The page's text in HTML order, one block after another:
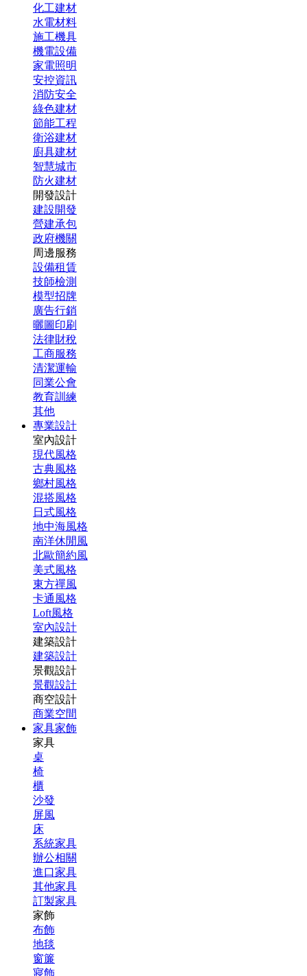
化工建材
水電材料
施工機具
機電設備
家電照明
安控資訊
消防安全
綠色建材
節能工程
衛浴建材
廚具建材
智慧城市
防火建材
開發設計
建設開發
營建承包
政府機關
周邊服務
設備租賃
技師檢測
模型招牌
廣告行銷
曬圖印刷
法律財稅
工商服務
清潔運輸
同業公會
教育訓練
其他
專業設計
室內設計
現代風格
古典風格
鄉村風格
混搭風格
日式風格
地中海風格
南洋休閒風
北歐簡約風
美式風格
東方禪風
卡通風格
Loft風格
室內設計
建築設計
建築設計
景觀設計
景觀設計
商空設計
商業空間
家具家飾
家具
桌
椅
櫃
沙發
屏風
床
系統家具
辦公相關
進口家具
其他家具
訂製家具
家飾
布飾
地毯
窗簾
寢飾